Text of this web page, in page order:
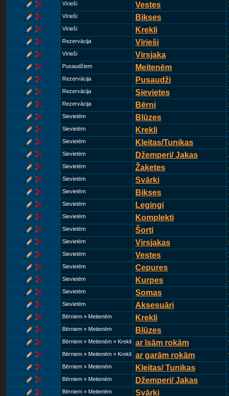
Vīrieši Vestes
Vīrieši Bikses
Vīrieši Krekli
Rezervācija Vīrieši
Vīrieši Virsjaka
Pusaudžiem Meitenēm
Rezervācija Pusaudži
Rezervācija Sievietes
Rezervācija Bērni
Sievietēm Blūzes
Sievietēm Krekli
Sievietēm Kleitas/Tunikas
Sievietēm Džemperi/ Jakas
Sievietēm Žaketes
Sievietēm Svārki
Sievietēm Bikses
Sievietēm Legingi
Sievietēm Komplekti
Sievietēm Šorti
Sievietēm Virsjakas
Sievietēm Vestes
Sievietēm Cepures
Sievietēm Kurpes
Sievietēm Somas
Sievietēm Aksesuāri
Bērniem » Meitenēm Krekli
Bērniem » Meitenēm Blūzes
Bērniem » Meitenēm » Krekli ar īsām rokām
Bērniem » Meitenēm » Krekli ar garām rokām
Bērniem » Meitenēm Kleitas/ Tunikas
Bērniem » Meitenēm Džemperi/ Jakas
Bērniem » Meitenēm Svārki